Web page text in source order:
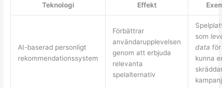
Teknologi Effekt
AI-baserad personligt
rekommendationssystem
Förbättrar
användarupplevelsen
genom att erbjuda
relevanta
spelalternativ
som
data
kunna